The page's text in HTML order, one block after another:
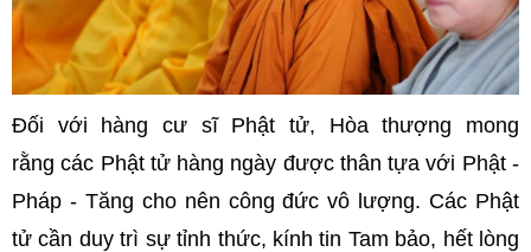
Đối với hàng cư sĩ Phật tử, Hòa thượng mong
rằng các Phật tử hàng ngày được thân tựa với Phật -
Pháp - Tăng cho nên công đức vô lượng. Các Phật
tử cần duy trì sự tỉnh thức, kính tin Tam bảo, hết lòng